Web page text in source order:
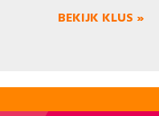
BEKIJK KLUS »